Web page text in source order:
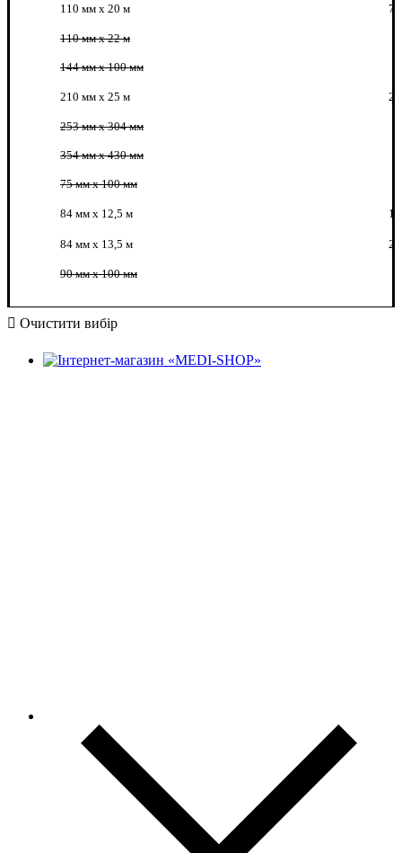
110 мм x 20 м 7
110 мм х 22 м
144 мм х 100 мм
210 мм х 25 м 2
253 мм x 304 мм
354 мм x 430 мм
75 мм х 100 мм
84 мм x 12,5 м 1
84 мм x 13,5 м 2
90 мм х 100 мм
Очистити вибір